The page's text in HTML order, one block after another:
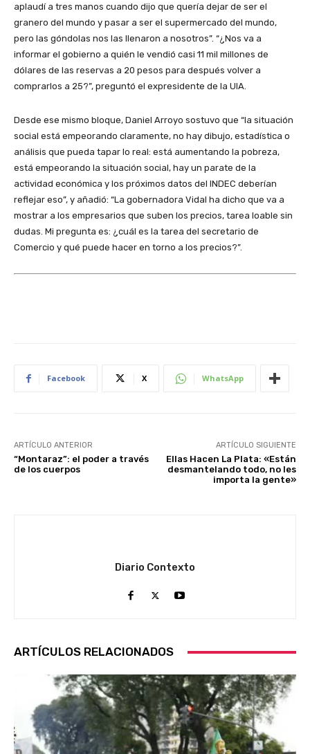
aplaudí a tres manos cuando dijo que quería dejar de ser el
granero del mundo y pasar a ser el supermercado del mundo,
pero las góndolas nos las llenaron a nosotros”. “¿Nos va a
informar el gobierno a quién le vendió casi 11 mil millones de
dólares de las reservas a 20 pesos para después volver a
comprarlos a 25?”, preguntó el expresidente de la UIA.
Desde ese mismo bloque, Daniel Arroyo sostuvo que “la situación
social está empeorando claramente, no hay dibujo, estadística o
análisis que pueda tapar lo real: está aumentando la pobreza,
está empeorando la situación social, hay un parate de la
actividad económica y los próximos datos del INDEC deberían
reflejar eso”, y añadió: “La gobernadora Vidal ha dicho que va a
mostrar a los empresarios que suben los precios, tarea loable sin
dudas. Mi pregunta es: ¿cuál es la tarea del secretario de
Comercio y qué puede hacer en torno a los precios?”.
Facebook X WhatsApp
ARTÍCULO ANTERIOR
“Montaraz”: el poder a través
de los cuerpos
ARTÍCULO SIGUIENTE
Ellas Hacen La Plata: «Están
desmantelando todo, no les
importa la gente»
Diario Contexto
ARTÍCULOS RELACIONADOS